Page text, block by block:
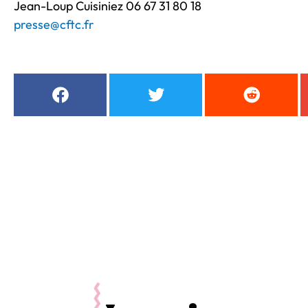
Jean-Loup Cuisiniez 06 67 31 80 18
presse@cftc.fr